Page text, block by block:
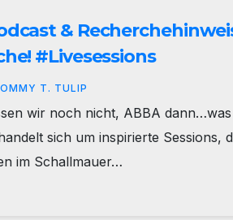
&
#Livesessions
T. TULIP
wir noch nicht, ABBA
sich um inspirierte Sessions,
im Schallmauer…